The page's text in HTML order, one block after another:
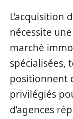
L’acquisition
nécessite
marché
spécialisées,
positionnent
privilégiés
d’agences